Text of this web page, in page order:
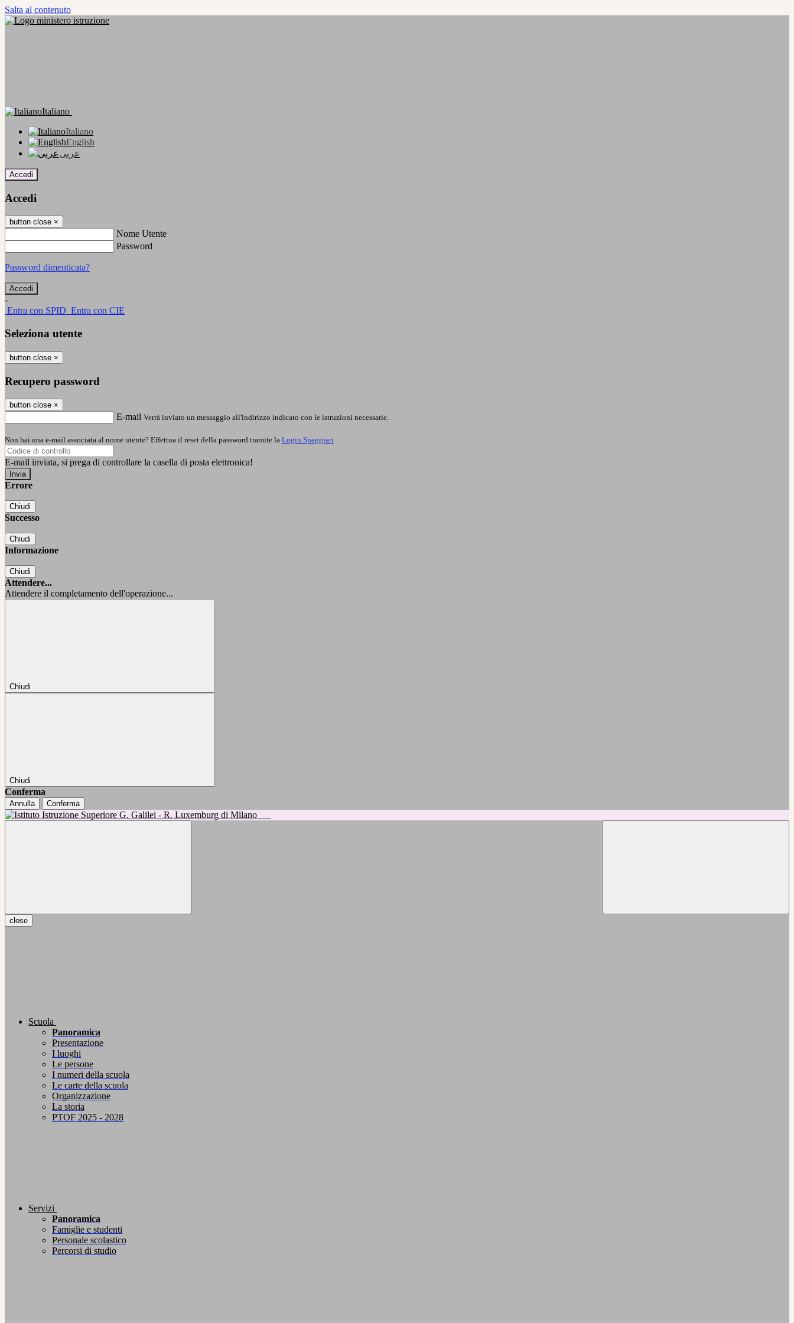
Salta al contenuto
Italiano
Italiano
English
عربى
Accedi
Accedi
button close ×
Nome Utente
Password
Password dimenticata?
-
Entra con SPID Entra con CIE
Seleziona utente
button close ×
Recupero password
button close ×
E-mail Verrà inviato un messaggio all'indirizzo indicato con le istruzioni necessarie.
Non hai una e-mail associata al nome utente? Effettua il reset della password tramite la Login Spaggiari
E-mail inviata, si prega di controllare la casella di posta elettronica!
Errore
Chiudi
Successo
Chiudi
Informazione
Chiudi
Attendere...
Attendere il completamento dell'operazione...
Chiudi
Chiudi
Conferma
Annulla Conferma
close
Scuola
Panoramica
Presentazione
I luoghi
Le persone
I numeri della scuola
Le carte della scuola
Organizzazione
La storia
PTOF 2025 - 2028
Servizi
Panoramica
Famiglie e studenti
Personale scolastico
Percorsi di studio